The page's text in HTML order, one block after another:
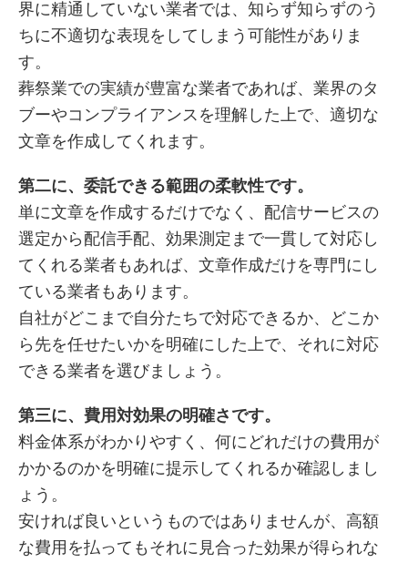
界に精通していない業者では、知らず知らずのう
ちに不適切な表現をしてしまう可能性がありま
す。
葬祭業での実績が豊富な業者であれば、業界のタ
ブーやコンプライアンスを理解した上で、適切な
文章を作成してくれます。
第二に、委託できる範囲の柔軟性です。
単に文章を作成するだけでなく、配信サービスの
選定から配信手配、効果測定まで一貫して対応し
てくれる業者もあれば、文章作成だけを専門にし
ている業者もあります。
自社がどこまで自分たちで対応できるか、どこか
ら先を任せたいかを明確にした上で、それに対応
できる業者を選びましょう。
第三に、費用対効果の明確さです。
料金体系がわかりやすく、何にどれだけの費用が
かかるのかを明確に提示してくれるか確認しまし
ょう。
安ければ良いというものではありませんが、高額
な費用を払ってもそれに見合った効果が得られな